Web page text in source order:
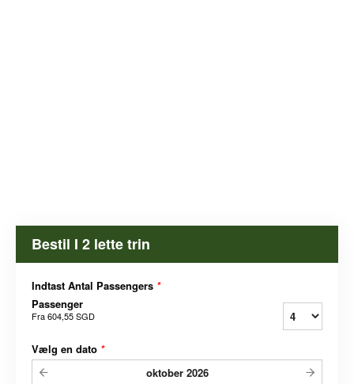
Bestil I 2 lette trin
Indtast Antal Passengers *
Passenger
Fra604,55 SGD
Vælg en dato *
oktober 2026